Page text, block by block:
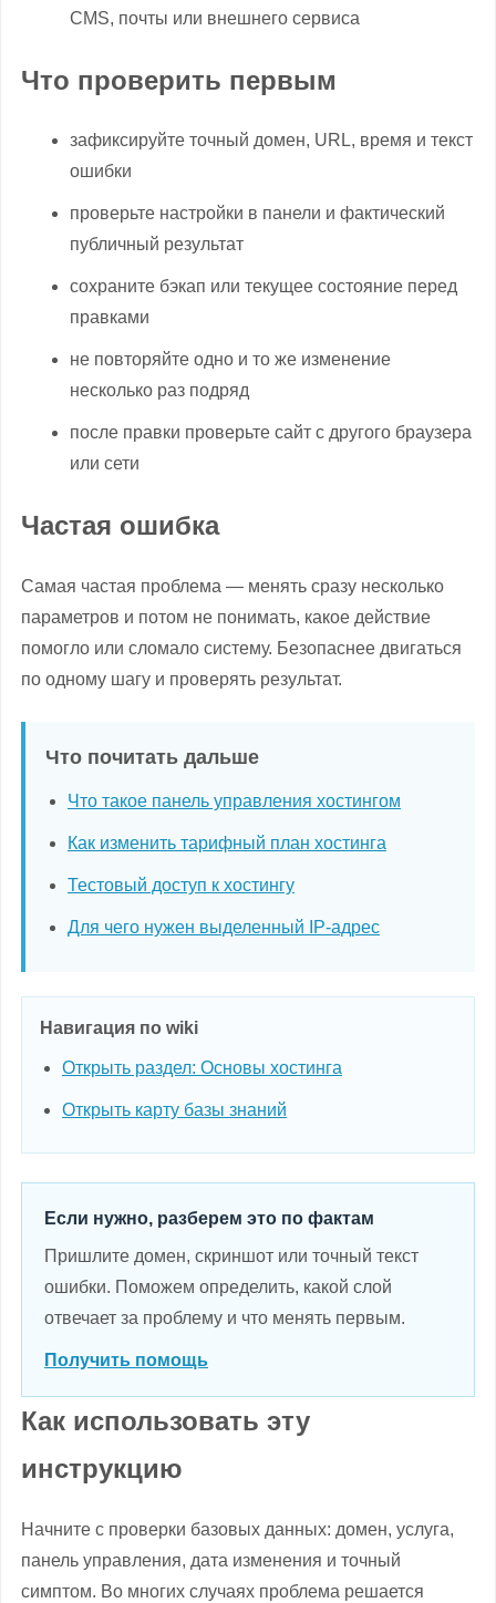
CMS, почты или внешнего сервиса
Что проверить первым
зафиксируйте точный домен, URL, время и текст
ошибки
проверьте настройки в панели и фактический
публичный результат
сохраните бэкап или текущее состояние перед
правками
не повторяйте одно и то же изменение
несколько раз подряд
после правки проверьте сайт с другого браузера
или сети
Частая ошибка
Самая частая проблема — менять сразу несколько
параметров и потом не понимать, какое действие
помогло или сломало систему. Безопаснее двигаться
по одному шагу и проверять результат.
Что почитать дальше
Что такое панель управления хостингом
Как изменить тарифный план хостинга
Тестовый доступ к хостингу
Для чего нужен выделенный IP-адрес
Навигация по wiki
Открыть раздел: Основы хостинга
Открыть карту базы знаний
Если нужно, разберем это по фактам
Пришлите домен, скриншот или точный текст
ошибки. Поможем определить, какой слой
отвечает за проблему и что менять первым.
Получить помощь
Как использовать эту
инструкцию
Начните с проверки базовых данных: домен, услуга,
панель управления, дата изменения и точный
симптом. Во многих случаях проблема решается